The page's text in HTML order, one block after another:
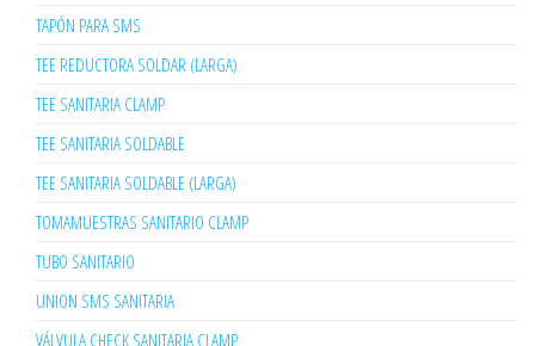
TAPÓN PARA SMS
TEE REDUCTORA SOLDAR (LARGA)
TEE SANITARIA CLAMP
TEE SANITARIA SOLDABLE
TEE SANITARIA SOLDABLE (LARGA)
TOMAMUESTRAS SANITARIO CLAMP
TUBO SANITARIO
UNION SMS SANITARIA
VÁLVULA CHECK SANITARIA CLAMP